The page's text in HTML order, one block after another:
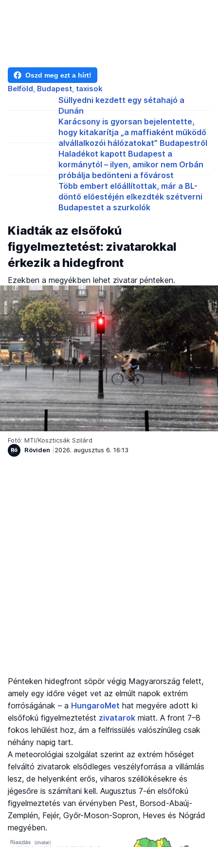
Oszd meg ezt a hírt!
Belföld Budapest taxisok
Süllyedni kezdett egy sétahajó a
Dunán
Karácsony is gyorsan bejelentette,
hogy kitakarítja „a maffiaként működő
alvállalkozói hálózatokat” Budapestről
Haladékot kapott Budapest a
kormánytól – ilyen, amikor nem Orbán
próbálja bedönteni a fővárost
Több embert előállítottak, már a BL-
döntő előestéjén elkezdték szétverni
Budapestet a szurkolók
Kiadták az elsőfokú
figyelmeztetést: zivatarokkal
érkezik a hidegfront
Ezekben a megyékben lehet zivatar pénteken.
Fotó: MTI/Koszticsák Szilárd
Röviden
2026. augusztus 6. 16:13
Pénteken hidegfront söpör végig Magyarország felett,
amely egy időre véget vet az elmúlt napok extrém
forróságának – a HungaroMet hat megyére adott ki
elsőfokú figyelmeztetést zivatarok miatt. A front 7–8
fokos lehűlést hoz, ám a felfrissülés valószínűleg csak
néhány napig tart.
A meteorológiai szolgálat szerint az extrém hőséget
felváltó zivatarok elsődleges veszélyforrása a villámlás
lesz, de helyenként erős, viharos széllökésekre és
jégesőre is számítani kell. Augusztus 7-én elsőfokú
figyelmeztetés van érvényben Pest, Borsod-Abaúj-
Zemplén, Fejér, Győr-Moson-Sopron, Heves és Nógrád
megyében.